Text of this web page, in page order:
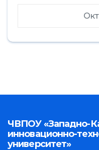
ЧВПОУ «Западно-
инновационно-
университет»